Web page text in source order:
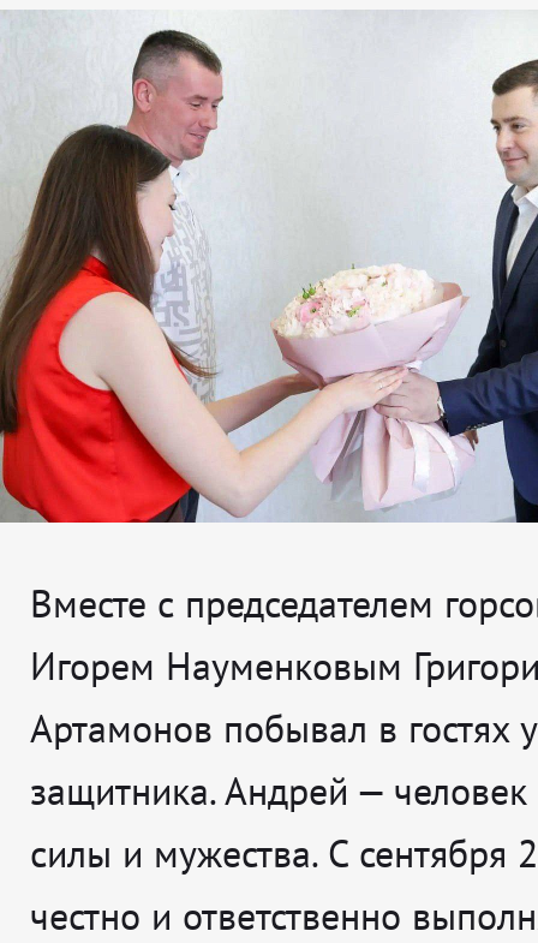
Вместе с председателем
Игорем Науменковым
Артамонов побывал в гостях
защитника. Андрей —
силы и мужества. С сентября
честно и ответственно